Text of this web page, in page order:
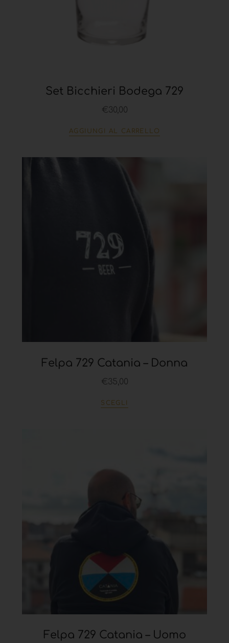
Set Bicchieri Bodega 729
€30,00
AGGIUNGI AL CARRELLO
Felpa 729 Catania – Donna
€35,00
SCEGLI
Felpa 729 Catania – Uomo